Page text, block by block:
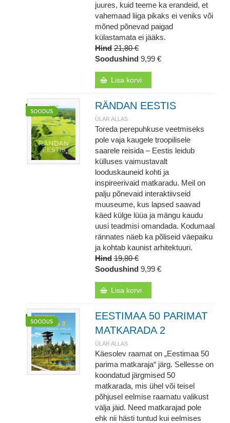
juures, kuid teeme ka erandeid, et
vahemaad liiga pikaks ei veniks või
mõned põnevad paigad
külastamata ei jääks.
Hind 21,80 €
Soodushind 9,99 €
Lisa korvi
RÄNDAN EESTIS
ÜLAR ALLAS
Toreda perepuhkuse veetmiseks
pole vaja kaugele troopilisele
saarele reisida – Eestis leidub
külluses vaimustavalt
looduskauneid kohti ja
inspireerivaid matkaradu. Meil on
palju põnevaid interaktiivseid
muuseume, kus lapsed saavad
käed külge lüüa ja mängu kaudu
uusi teadmisi omandada. Kodumaal
rännates näeb ka põliseid väepaiku
ja kohtab kaunist arhitektuuri.
Hind 19,80 €
Soodushind 9,99 €
Lisa korvi
EESTIMAA 50 PARIMAT
MATKARADA 2
ÜLAR ALLAS
Käesolev raamat on „Eestimaa 50
parima matkaraja“ järg. Sellesse on
koondatud järgmised 50
matkarada, mis ühel või teisel
põhjusel eelmise raamatu valikust
välja jäid. Need matkarajad pole
ehk nii hästi tuntud kui eelmises